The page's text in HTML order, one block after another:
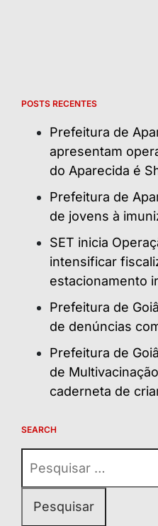
POSTS RECENTES
Prefeitura de
apresentam
do Aparecida é
Prefeitura de
de jovens à
SET inicia
intensificar
estacionamento
Prefeitura de
de denúncias
Prefeitura de
de
caderneta de
SEARCH
por: